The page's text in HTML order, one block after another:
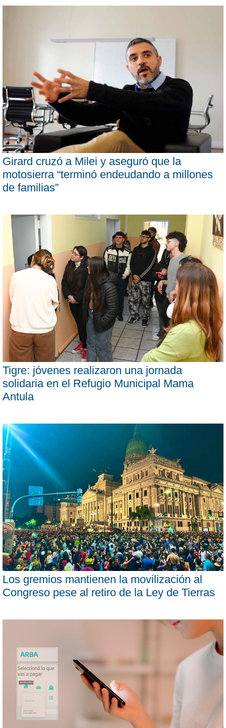
Girard cruzó a Milei y aseguró que la
motosierra “terminó endeudando a millones
de familias”
Tigre: jóvenes realizaron una jornada
solidaria en el Refugio Municipal Mama
Antula
Los gremios mantienen la movilización al
Congreso pese al retiro de la Ley de Tierras